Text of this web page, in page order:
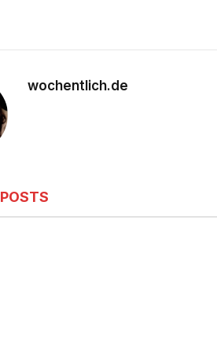
wochentlich.de
POSTS